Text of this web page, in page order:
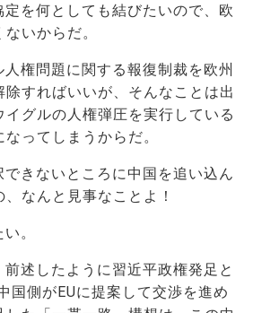
を何としても結びたいので、欧
いからだ。
権問題に関する報復制裁を欧州
すればいいが、そんなことは出
グルの人権弾圧を実行している
ってしまうからだ。
きないところに中国を追い込ん
なんと見事なことよ！
。
述したように習近平政権発足と
国側がEUに提案して交渉を進め